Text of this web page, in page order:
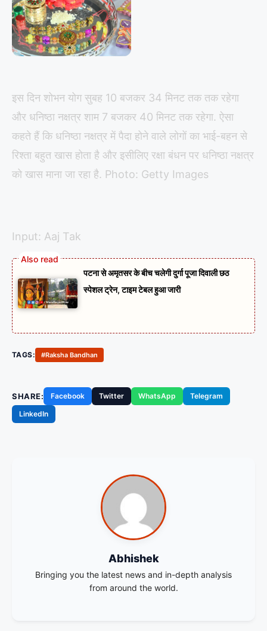
इस दिन शोभन योग सुबह 10 बजकर 34 मिनट तक तक रहेगा
और धनिष्ठा नक्षत्र शाम 7 बजकर 40 मिनट तक रहेगा. ऐसा
कहते हैं कि धनिष्ठा नक्षत्र में पैदा होने वाले लोगों का भाई-बहन से
रिश्ता बहुत खास होता है और इसीलिए रक्षा बंधन पर धनिष्ठा नक्षत्र
को खास माना जा रहा है. Photo: Getty Images
Input: Aaj Tak
पटना से अमृतसर के बीच चलेगी दुर्गा पूजा दिवाली छठ
स्पेशल ट्रेन, टाइम टेबल हुआ जारी
TAGS: #Raksha Bandhan
SHARE: Facebook Twitter WhatsApp
Telegram
LinkedIn
Abhishek
Bringing you the latest news and in-depth analysis
from around the world.